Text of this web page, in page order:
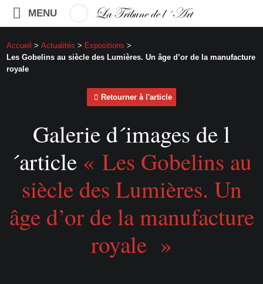
MENU
Accueil > Actualités > Expositions >
Les Gobelins au siècle des Lumières. Un âge d’or de la manufacture
royale
Retourner à l'article
Galerie d´images de l
´article « Les Gobelins au
siècle des Lumières. Un
âge d’or de la manufacture
royale »